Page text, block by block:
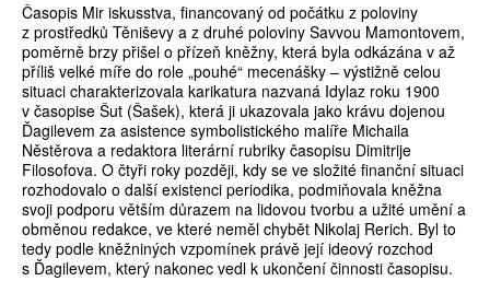
Časopis Mir iskusstva, financovaný od počátku z poloviny
z prostředků Těniševy a z druhé poloviny Savvou Mamontovem,
poměrně brzy přišel o přízeň kněžny, která byla odkázána v až
příliš velké míře do role „pouhé“ mecenášky – výstižně celou
situaci charakterizovala karikatura nazvaná Idylaz roku 1900
v časopise Šut (Šašek), která ji ukazovala jako krávu dojenou
Ďagilevem za asistence symbolistického malíře Michaila
Něstěrova a redaktora literární rubriky časopisu Dimitrije
Filosofova. O čtyři roky později, kdy se ve složité finanční situaci
rozhodovalo o další existenci periodika, podmiňovala kněžna
svoji podporu větším důrazem na lidovou tvorbu a užité umění a
obměnou redakce, ve které neměl chybět Nikolaj Rerich. Byl to
tedy podle kněžniných vzpomínek právě její ideový rozchod
s Ďagilevem, který nakonec vedl k ukončení činnosti časopisu.